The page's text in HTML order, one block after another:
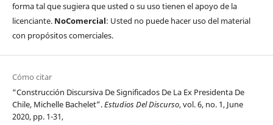
forma tal que sugiera que usted o su uso tienen el apoyo de la
licenciante. NoComercial: Usted no puede hacer uso del material
con propósitos comerciales.
Cómo citar
“Construcción Discursiva De Significados De La Ex Presidenta De
Chile, Michelle Bachelet”.Estudios Del Discurso, vol. 6, no. 1, June
2020, pp. 1-31,